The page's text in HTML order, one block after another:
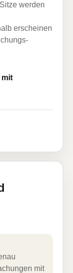
werden
erscheinen
mit
mit